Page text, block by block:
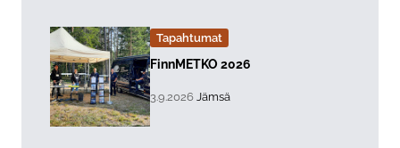
Tapahtumat
Lue lisää about event "
FinnMETKO 2026
, Tapahtuman päiväys:
3.9.2026 Sijainti:
Jämsä